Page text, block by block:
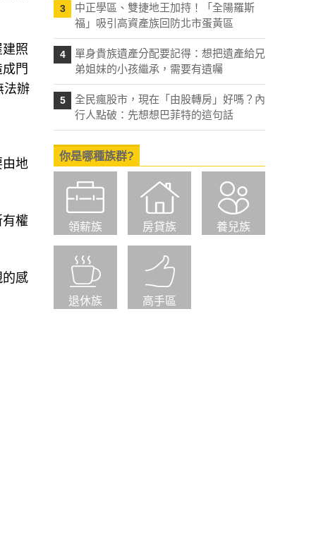
照
門
法辦
由地
權
的感
3
中正學區、雙捷地王加持！「全陽羅斯
福」吸引高資產族回防北市蛋黃區
4
單身貴族遺產分配要記得：想把遺產給兄
弟姐妹的小孩繼承，需要有遺囑
5
全民瘋股市，現在「由股轉房」好嗎？內
行人點破：先想想巴菲特的這句話
你是哪種族群?
領薪族 房貸族 養兒族
退休族 高手區